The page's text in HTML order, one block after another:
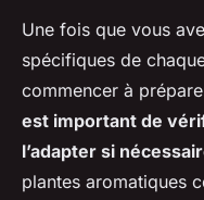
Une fois que vous
spécifiques de
commencer à
est important de
l’adapter si
plantes aromatiques